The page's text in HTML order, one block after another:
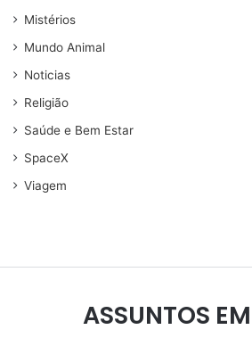
Mistérios
Mundo Animal
Noticias
Religião
Saúde e Bem Estar
SpaceX
Viagem
ASSUNTOS